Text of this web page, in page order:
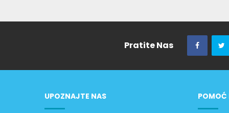
Pratite Nas
UPOZNAJTE NAS POMOĆ